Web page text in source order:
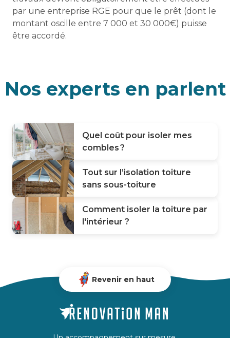
par une entreprise RGE pour que le prêt (dont le
montant oscille entre 7 000 et 30 000€) puisse
être accordé.
Nos experts en parlent
Quel coût pour isoler mes
combles ?
Tout sur l’isolation toiture
sans sous-toiture
Comment isoler la toiture par
l'intérieur ?
Revenir en haut